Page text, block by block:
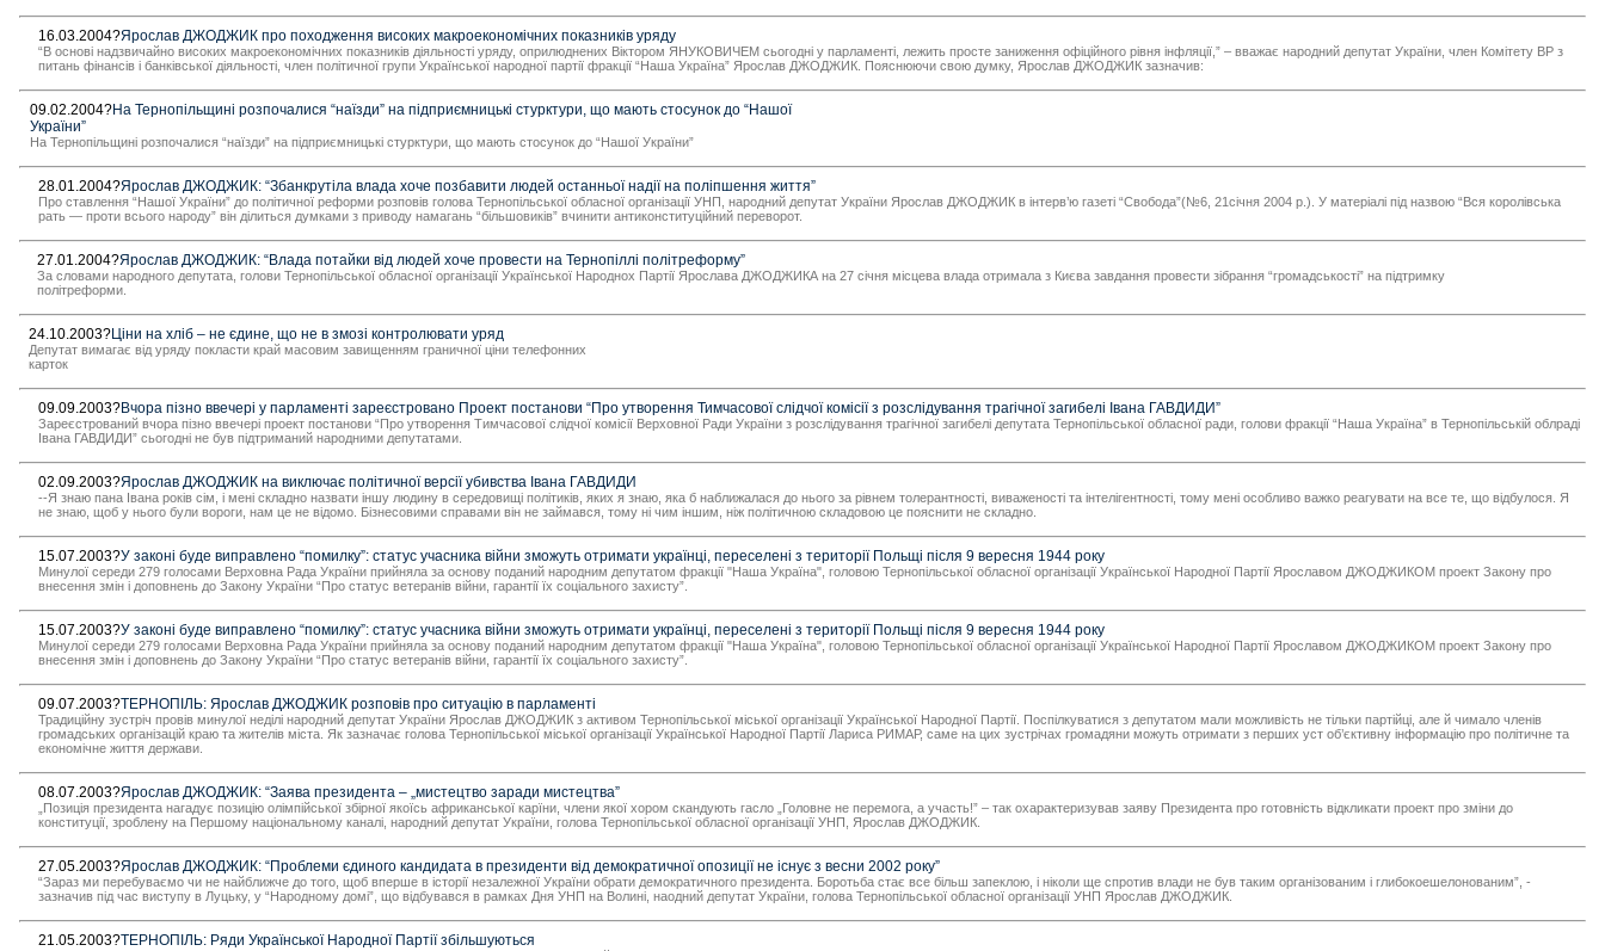
16.03.2004?Ярослав ДЖОДЖИК про походження високих макроекономічних показників уряду
“В основі надзвичайно високих макроекономічних показників діяльності уряду, оприлюднених Віктором ЯНУКОВИЧЕМ сьогодні у парламенті, лежить просте заниження офіційного рівня інфляції,” – вважає народний депутат України, член Комітету ВР з
питань фінансів і банківської діяльності, член політичної групи Української народної партії фракції “Наша Україна” Ярослав ДЖОДЖИК. Пояснюючи свою думку, Ярослав ДЖОДЖИК зазначив:
09.02.2004?На Тернопільщині розпочалися “наїзди” на підприємницькі стурктури, що мають стосунок до “Нашої
України”
На Тернопільщині розпочалися “наїзди” на підприємницькі стурктури, що мають стосунок до “Нашої України”
28.01.2004?Ярослав ДЖОДЖИК: “Збанкрутіла влада хоче позбавити людей останньої надії на поліпшення життя”
Про ставлення “Нашої України” до політичної реформи розповів голова Тернопільської обласної організації УНП, народний депутат України Ярослав ДЖОДЖИК в інтерв’ю газеті “Свобода”(№6, 21січня 2004 р.). У матеріалі під назвою “Вся королівська
рать — проти всього народу” він ділиться думками з приводу намагань “більшовиків” вчинити антиконституційний переворот.
27.01.2004?Ярослав ДЖОДЖИК: “Влада потайки від людей хоче провести на Тернопіллі політреформу”
За словами народного депутата, голови Тернопільської обласної організації Української Народнох Партії Ярослава ДЖОДЖИКА на 27 січня місцева влада отримала з Києва завдання провести зібрання “громадськості” на підтримку
політреформи.
24.10.2003?Ціни на хліб – не єдине, що не в змозі контролювати уряд
Депутат вимагає від уряду покласти край масовим завищенням граничної ціни телефонних
карток
09.09.2003?Вчора пізно ввечері у парламенті зареєстровано Проект постанови “Про утворення Тимчасової слідчої комісії з розслідування трагічної загибелі Івана ГАВДИДИ”
Зареєстрований вчора пізно ввечері проект постанови “Про утворення Тимчасової слідчої комісії Верховної Ради України з розслідування трагічної загибелі депутата Тернопільської обласної ради, голови фракції “Наша Україна” в Тернопільській облраді
Івана ГАВДИДИ” сьогодні не був підтриманий народними депутатами.
02.09.2003?Ярослав ДЖОДЖИК на виключає політичної версії убивства Івана ГАВДИДИ
--Я знаю пана Івана років сім, і мені складно назвати іншу людину в середовищі політиків, яких я знаю, яка б наближалася до нього за рівнем толерантності, виваженості та інтелігентності, тому мені особливо важко реагувати на все те, що відбулося. Я
не знаю, щоб у нього були вороги, нам це не відомо. Бізнесовими справами він не займався, тому ні чим іншим, ніж політичною складовою це пояснити не складно.
15.07.2003?У законі буде виправлено “помилку”: статус учасника війни зможуть отримати українці, переселені з території Польщі після 9 вересня 1944 року
Минулої середи 279 голосами Верховна Рада України прийняла за основу поданий народним депутатом фракції "Наша Україна", головою Тернопільської обласної організації Української Народної Партії Ярославом ДЖОДЖИКОМ проект Закону про
внесення змін і доповнень до Закону України “Про статус ветеранів війни, гарантії їх соціального захисту”.
15.07.2003?У законі буде виправлено “помилку”: статус учасника війни зможуть отримати українці, переселені з території Польщі після 9 вересня 1944 року
Минулої середи 279 голосами Верховна Рада України прийняла за основу поданий народним депутатом фракції "Наша Україна", головою Тернопільської обласної організації Української Народної Партії Ярославом ДЖОДЖИКОМ проект Закону про
внесення змін і доповнень до Закону України “Про статус ветеранів війни, гарантії їх соціального захисту”.
09.07.2003?ТЕРНОПІЛЬ: Ярослав ДЖОДЖИК розповів про ситуацію в парламенті
Традиційну зустріч провів минулої неділі народний депутат України Ярослав ДЖОДЖИК з активом Тернопільської міської організації Української Народної Партії. Поспілкуватися з депутатом мали можливість не тільки партійці, але й чимало членів
громадських організацій краю та жителів міста. Як зазначає голова Тернопільської міської організації Української Народної Партії Лариса РИМАР, саме на цих зустрічах громадяни можуть отримати з перших уст об’єктивну інформацію про політичне та
економічне життя держави.
08.07.2003?Ярослав ДЖОДЖИК: “Заява президента – „мистецтво заради мистецтва”
„Позиція президента нагадує позицію олімпійської збірної якоїсь африканської карїни, члени якої хором скандують гасло „Головне не перемога, а участь!” – так охарактеризував заяву Президента про готовність відкликати проект про зміни до
конституції, зроблену на Першому національному каналі, народний депутат України, голова Тернопільської обласної організації УНП, Ярослав ДЖОДЖИК.
27.05.2003?Ярослав ДЖОДЖИК: “Проблеми єдиного кандидата в президенти від демократичної опозиції не існує з весни 2002 року”
“Зараз ми перебуваємо чи не найближче до того, щоб вперше в історії незалежної України обрати демократичного президента. Боротьба стає все більш запеклою, і ніколи ще спротив влади не був таким організованим і глибокоешелонованим”, -
зазначив під час виступу в Луцьку, у “Народному домі”, що відбувався в рамках Дня УНП на Волині, наодний депутат України, голова Тернопільської обласної організації УНП Ярослав ДЖОДЖИК.
21.05.2003?ТЕРНОПІЛЬ: Ряди Української Народної Партії збільшуються